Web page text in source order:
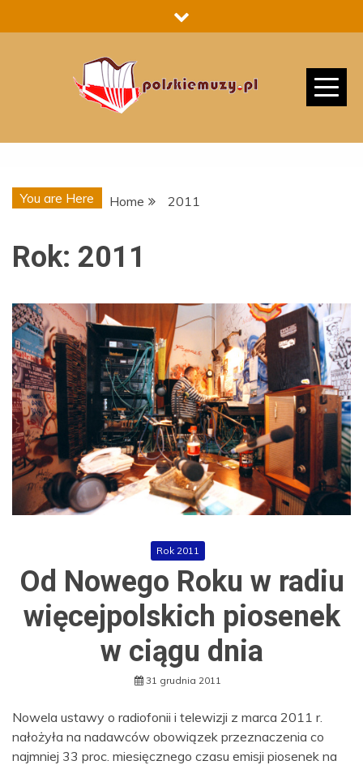
to
You are Here Home 2011
Rok: 2011
Rok 2011
Od Nowego Roku w radiu
więcejpolskich piosenek
w ciągu dnia
31 grudnia 2011
Nowela ustawy o radiofonii i telewizji z marca 2011 r.
nałożyła na nadawców obowiązek przeznaczenia co
najmniej 33 proc. miesięcznego czasu emisji piosenek na